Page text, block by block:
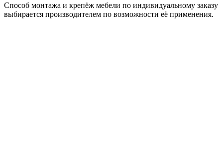
Способ монтажа и крепёж мебели по индивидуальному заказу
выбирается производителем по возможности её применения.